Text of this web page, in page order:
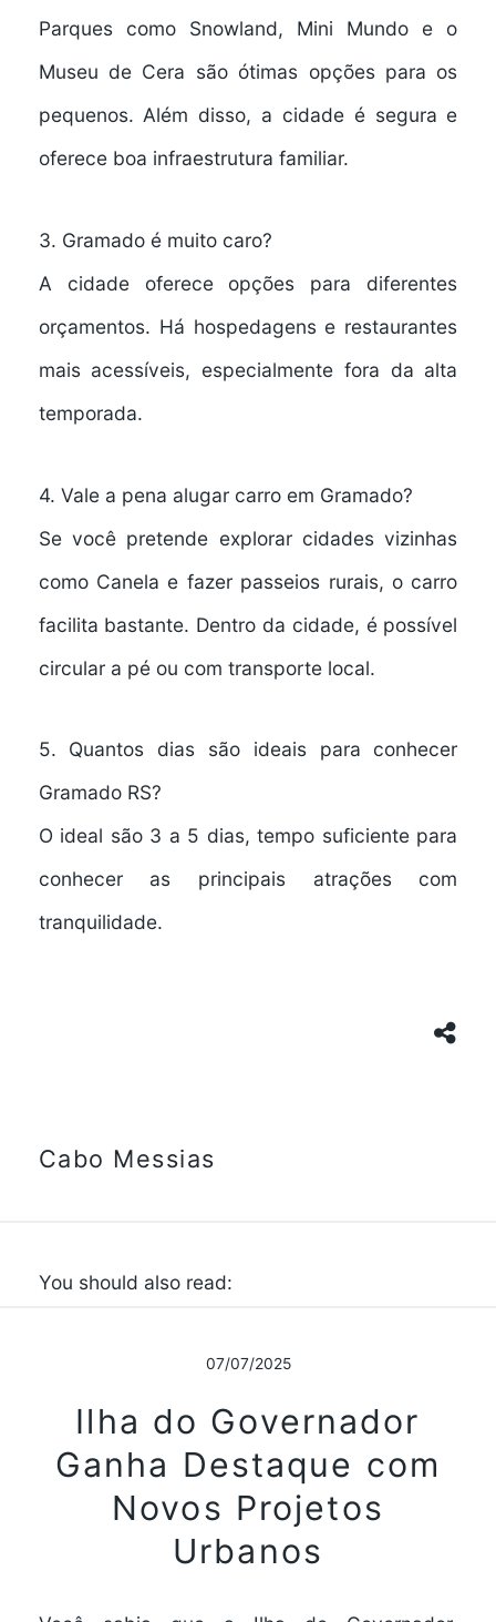
Parques como Snowland, Mini Mundo e o
Museu de Cera são ótimas opções para os
pequenos. Além disso, a cidade é segura e
oferece boa infraestrutura familiar.
3. Gramado é muito caro?
A cidade oferece opções para diferentes
orçamentos. Há hospedagens e restaurantes
mais acessíveis, especialmente fora da alta
temporada.
4. Vale a pena alugar carro em Gramado?
Se você pretende explorar cidades vizinhas
como Canela e fazer passeios rurais, o carro
facilita bastante. Dentro da cidade, é possível
circular a pé ou com transporte local.
5. Quantos dias são ideais para conhecer
Gramado RS?
O ideal são 3 a 5 dias, tempo suficiente para
conhecer as principais atrações com
tranquilidade.
Cabo Messias
You should also read:
07/07/2025
Ilha do Governador
Ganha Destaque com
Novos Projetos
Urbanos